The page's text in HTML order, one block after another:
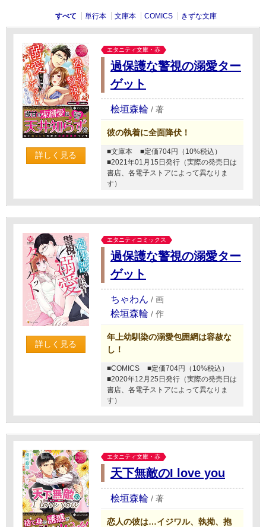
すべて 単行本 文庫本 COMICS きずな文庫
詳しく見る
エタニティ文庫・赤
過保護な警視の溺愛ター
ゲット
桧垣森輪 / 著
彼の執着に全面降伏！
■文庫本
■定価704円（10%税込）
■2021年01月15日発行（実際の発売日は
書店、各電子ストアによって異なりま
す）
詳しく見る
エタニティコミックス
過保護な警視の溺愛ター
ゲット
ちゃわん / 画
桧垣森輪 / 作
年上幼馴染の溺愛包囲網は容赦な
し！
■COMICS
■定価704円（10%税込）
■2020年12月25日発行（実際の発売日は
書店、各電子ストアによって異なりま
す）
エタニティ文庫・赤
天下無敵のI love you
桧垣森輪 / 著
恋人の彼は…イジワル、執拗、抱